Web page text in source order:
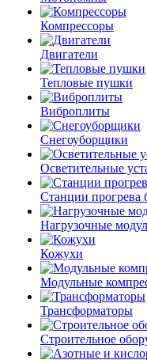
Компрессоры
Двигатели
Тепловые пушки
Виброплиты
Снегоуборщики
Осветительные
Станции прогрева
Нагрузочные
Кожухи
Модульные
Трансформаторы
Строительное